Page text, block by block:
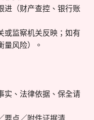
进（财产查控、银行账
或监察机关反映；如有
量风险）。
实、法律依据、保全请